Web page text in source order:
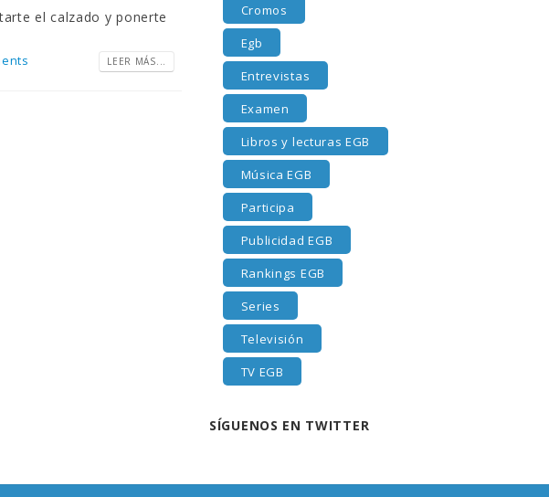
el calzado y ponerte
LEER MÁS...
Cromos
Egb
Entrevistas
Examen
Libros y lecturas EGB
Música EGB
Participa
Publicidad EGB
Rankings EGB
Series
Televisión
TV EGB
SÍGUENOS EN TWITTER